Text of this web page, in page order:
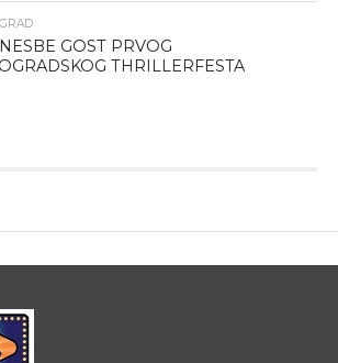
GOST PRVOG
THRILLERFESTA